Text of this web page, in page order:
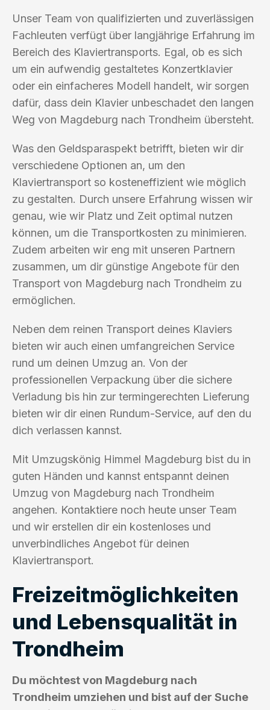
Unser Team von qualifizierten und zuverlässigen
Fachleuten verfügt über langjährige Erfahrung im
Bereich des Klaviertransports. Egal, ob es sich
um ein aufwendig gestaltetes Konzertklavier
oder ein einfacheres Modell handelt, wir sorgen
dafür, dass dein Klavier unbeschadet den langen
Weg von Magdeburg nach Trondheim übersteht.
Was den Geldsparaspekt betrifft, bieten wir dir
verschiedene Optionen an, um den
Klaviertransport so kosteneffizient wie möglich
zu gestalten. Durch unsere Erfahrung wissen wir
genau, wie wir Platz und Zeit optimal nutzen
können, um die Transportkosten zu minimieren.
Zudem arbeiten wir eng mit unseren Partnern
zusammen, um dir günstige Angebote für den
Transport von Magdeburg nach Trondheim zu
ermöglichen.
Neben dem reinen Transport deines Klaviers
bieten wir auch einen umfangreichen Service
rund um deinen Umzug an. Von der
professionellen Verpackung über die sichere
Verladung bis hin zur termingerechten Lieferung
bieten wir dir einen Rundum-Service, auf den du
dich verlassen kannst.
Mit Umzugskönig Himmel Magdeburg bist du in
guten Händen und kannst entspannt deinen
Umzug von Magdeburg nach Trondheim
angehen. Kontaktiere noch heute unser Team
und wir erstellen dir ein kostenloses und
unverbindliches Angebot für deinen
Klaviertransport.
Freizeitmöglichkeiten
und Lebensqualität in
Trondheim
Du möchtest von Magdeburg nach
Trondheim umziehen und bist auf der Suche